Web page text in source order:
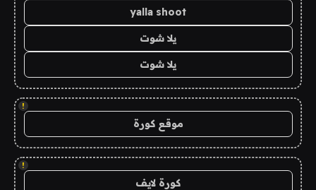
yalla shoot
يلا شوت
يلا شوت
!
موقع كورة
!
كورة لايف